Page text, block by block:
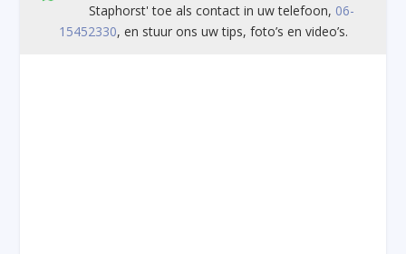
Staphorst' toe als contact in uw telefoon, 06-
15452330, en stuur ons uw tips, foto’s en video’s.